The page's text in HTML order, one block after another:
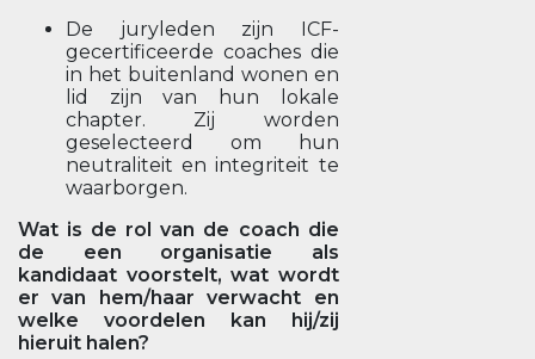
De juryleden zijn ICF-
gecertificeerde coaches die
in het buitenland wonen en
lid zijn van hun lokale
chapter. Zij worden
geselecteerd om hun
neutraliteit en integriteit te
waarborgen.
Wat is de rol van de coach die
de een organisatie als
kandidaat voorstelt, wat wordt
er van hem/haar verwacht en
welke voordelen kan hij/zij
hieruit halen?